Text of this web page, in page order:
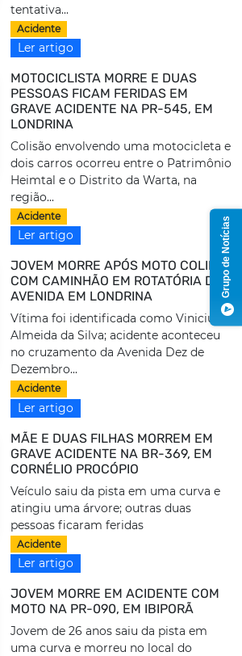
tentativa...
Acidente
Ler artigo
MOTOCICLISTA MORRE E DUAS
PESSOAS FICAM FERIDAS EM
GRAVE ACIDENTE NA PR-545, EM
LONDRINA
Colisão envolvendo uma motocicleta e
dois carros ocorreu entre o Patrimônio
Heimtal e o Distrito da Warta, na
região...
Acidente
Ler artigo
JOVEM MORRE APÓS MOTO COLIDIR
COM CAMINHÃO EM ROTATÓRIA DE
AVENIDA EM LONDRINA
Vítima foi identificada como Vinicius
Almeida da Silva; acidente aconteceu
no cruzamento da Avenida Dez de
Dezembro...
Acidente
Ler artigo
MÃE E DUAS FILHAS MORREM EM
GRAVE ACIDENTE NA BR-369, EM
CORNÉLIO PROCÓPIO
Veículo saiu da pista em uma curva e
atingiu uma árvore; outras duas
pessoas ficaram feridas
Acidente
Ler artigo
JOVEM MORRE EM ACIDENTE COM
MOTO NA PR-090, EM IBIPORÃ
Jovem de 26 anos saiu da pista em
uma curva e morreu no local do
Grupo de Notícias